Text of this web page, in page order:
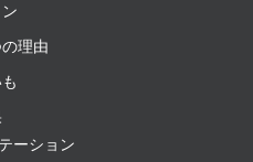
理由
ーション